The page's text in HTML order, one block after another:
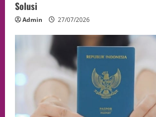
Solusi
Admin 27/07/2026